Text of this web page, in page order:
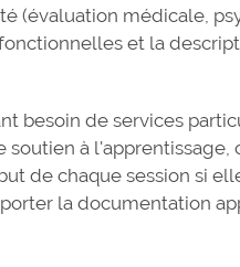
(évaluation médicale,
et la
besoin de services
soutien à
de chaque session si
la documentation